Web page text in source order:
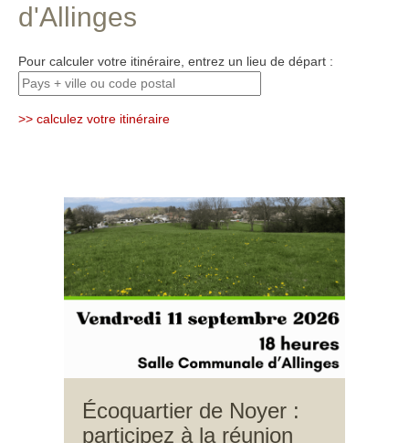
d'Allinges
Pour calculer votre itinéraire, entrez un lieu de départ :
>> calculez votre itinéraire
Écoquartier de Noyer :
participez à la réunion